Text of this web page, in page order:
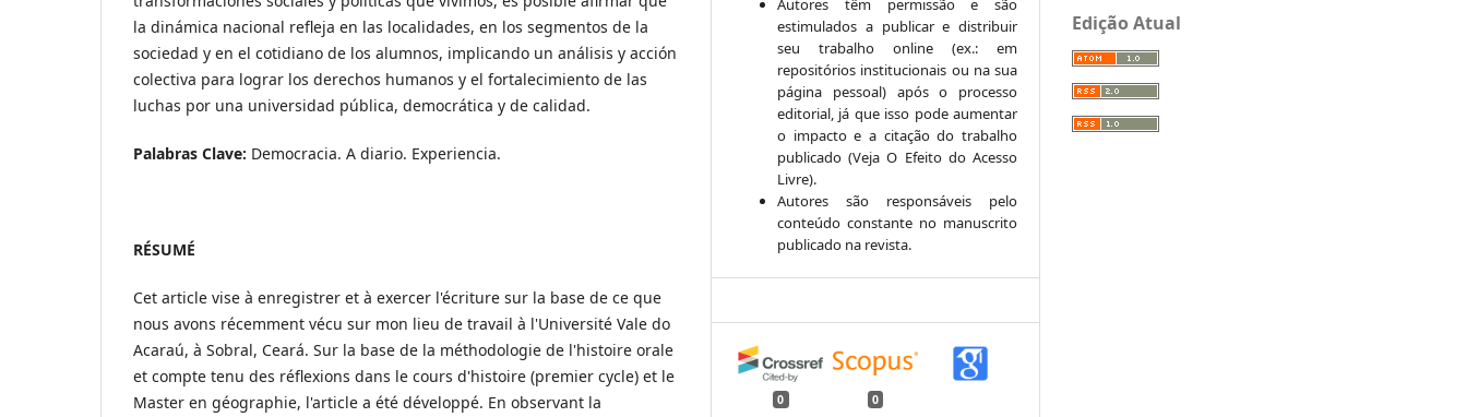
la dinámica nacional refleja en las localidades, en los segmentos de la
sociedad y en el cotidiano de los alumnos, implicando un análisis y acción
colectiva para lograr los derechos humanos y el fortalecimiento de las
luchas por una universidad pública, democrática y de calidad.
Palabras Clave: Democracia. A diario. Experiencia.
RÉSUMÉ
Cet article vise à enregistrer et à exercer l'écriture sur la base de ce que
nous avons récemment vécu sur mon lieu de travail à l'Université Vale do
Acaraú, à Sobral, Ceará. Sur la base de la méthodologie de l'histoire orale
et compte tenu des réflexions dans le cours d'histoire (premier cycle) et le
Master en géographie, l'article a été développé. En observant la
Autores têm permissão e são
estimulados a publicar e distribuir
seu trabalho online (ex.: em
repositórios institucionais ou na sua
página pessoal) após o processo
editorial, já que isso pode aumentar
o impacto e a citação do trabalho
publicado (Veja O Efeito do Acesso
Livre).
Autores são responsáveis pelo
conteúdo constante no manuscrito
publicado na revista.
0 0
Edição Atual